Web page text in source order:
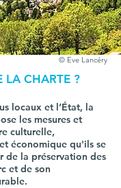
© Eve Lancéry
LA CHARTE ?
locaux et l’État, la
les mesures et
culturelle,
économique qu'ils se
de la préservation des
et de son